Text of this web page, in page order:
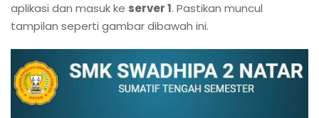
aplikasi dan masuk ke server 1. Pastikan muncul
tampilan seperti gambar dibawah ini.